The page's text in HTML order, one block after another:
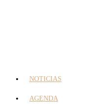
NOTICIAS
AGENDA